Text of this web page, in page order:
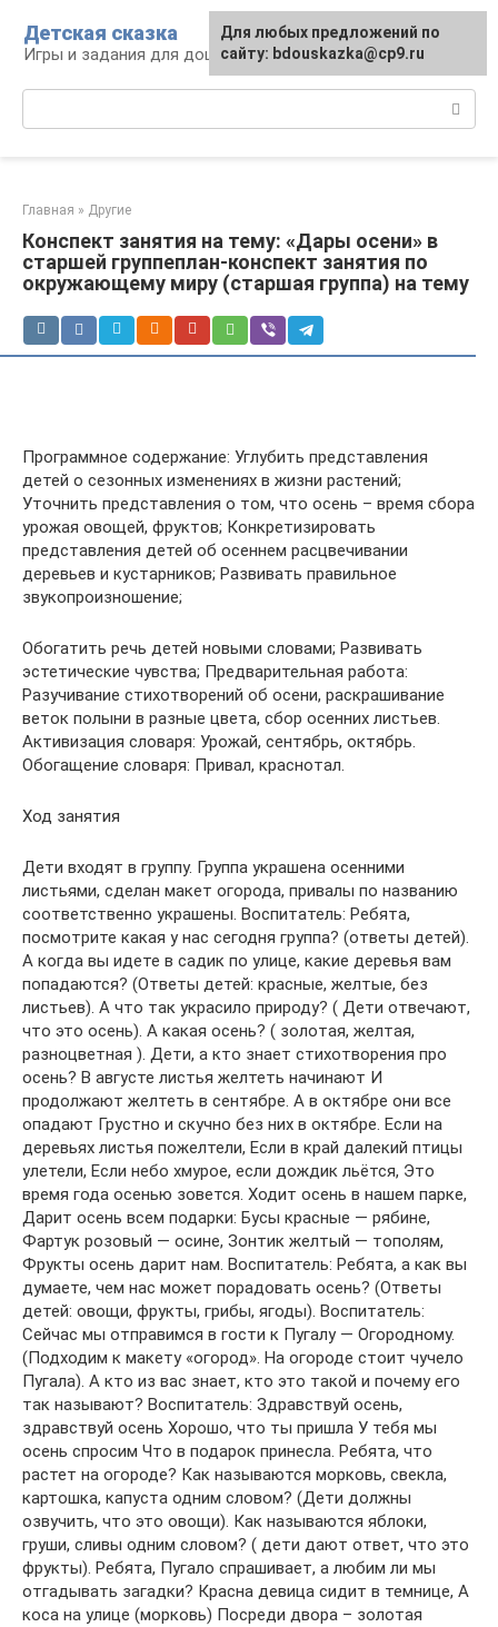
контенту
Детская сказка
Игры и задания для дошкольников
Главная » Другие
Конспект занятия на тему: «Дары осени» в
старшей группеплан-конспект занятия по
окружающему миру (старшая группа) на тему
Программное содержание: Углубить представления
детей о сезонных изменениях в жизни растений;
Уточнить представления о том, что осень – время сбора
урожая овощей, фруктов; Конкретизировать
представления детей об осеннем расцвечивании
деревьев и кустарников; Развивать правильное
звукопроизношение;
Обогатить речь детей новыми словами; Развивать
эстетические чувства; Предварительная работа:
Разучивание стихотворений об осени, раскрашивание
веток полыни в разные цвета, сбор осенних листьев.
Активизация словаря: Урожай, сентябрь, октябрь.
Обогащение словаря: Привал, краснотал.
Ход занятия
Дети входят в группу. Группа украшена осенними
листьями, сделан макет огорода, привалы по названию
соответственно украшены. Воспитатель: Ребята,
посмотрите какая у нас сегодня группа? (ответы детей).
А когда вы идете в садик по улице, какие деревья вам
попадаются? (Ответы детей: красные, желтые, без
листьев). А что так украсило природу? ( Дети отвечают,
что это осень). А какая осень? ( золотая, желтая,
разноцветная ). Дети, а кто знает стихотворения про
осень? В августе листья желтеть начинают И
продолжают желтеть в сентябре. А в октябре они все
опадают Грустно и скучно без них в октябре. Если на
деревьях листья пожелтели, Если в край далекий птицы
улетели, Если небо хмурое, если дождик льётся, Это
время года осенью зовется. Ходит осень в нашем парке,
Дарит осень всем подарки: Бусы красные — рябине,
Фартук розовый — осине, Зонтик желтый — тополям,
Фрукты осень дарит нам. Воспитатель: Ребята, а как вы
думаете, чем нас может порадовать осень? (Ответы
детей: овощи, фрукты, грибы, ягоды). Воспитатель:
Сейчас мы отправимся в гости к Пугалу — Огородному.
(Подходим к макету «огород». На огороде стоит чучело
Пугала). А кто из вас знает, кто это такой и почему его
так называют? Воспитатель: Здравствуй осень,
здравствуй осень Хорошо, что ты пришла У тебя мы
осень спросим Что в подарок принесла. Ребята, что
растет на огороде? Как называются морковь, свекла,
картошка, капуста одним словом? (Дети должны
озвучить, что это овощи). Как называются яблоки,
груши, сливы одним словом? ( дети дают ответ, что это
фрукты). Ребята, Пугало спрашивает, а любим ли мы
отгадывать загадки? Красна девица сидит в темнице, А
коса на улице (морковь) Посреди двора – золотая
Для любых предложений по
сайту: bdouskazka@cp9.ru